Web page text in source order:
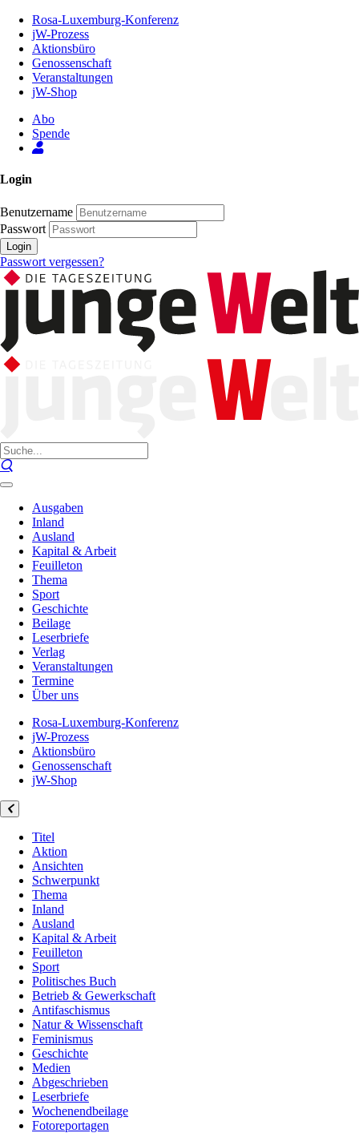
Inhalt
Seite
Rosa-Luxemburg-Konferenz
jW-Prozess
Aktionsbüro
Genossenschaft
Veranstaltungen
jW-Shop
Abo
Spende
Login
Benutzername
Passwort
Login
Passwort vergessen?
Ausgaben
Inland
Ausland
Kapital & Arbeit
Feuilleton
Thema
Sport
Geschichte
Beilage
Leserbriefe
Verlag
Veranstaltungen
Termine
Über uns
Rosa-Luxemburg-Konferenz
jW-Prozess
Aktionsbüro
Genossenschaft
jW-Shop
Titel
Aktion
Ansichten
Schwerpunkt
Thema
Inland
Ausland
Kapital & Arbeit
Feuilleton
Sport
Politisches Buch
Betrieb & Gewerkschaft
Antifaschismus
Natur & Wissenschaft
Feminismus
Geschichte
Medien
Abgeschrieben
Leserbriefe
Wochenendbeilage
Fotoreportagen